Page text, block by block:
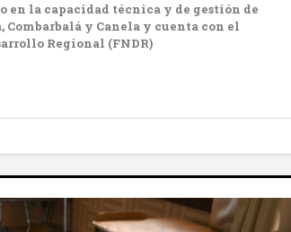
la capacidad técnica y de gestión de
y Canela y cuenta con el
Regional (FNDR)